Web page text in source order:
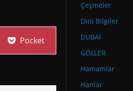
Share
Pocket
Çeşmeler
Dini Bilgiler
DUBAİ
GÖLLER
Hamamlar
Hanlar